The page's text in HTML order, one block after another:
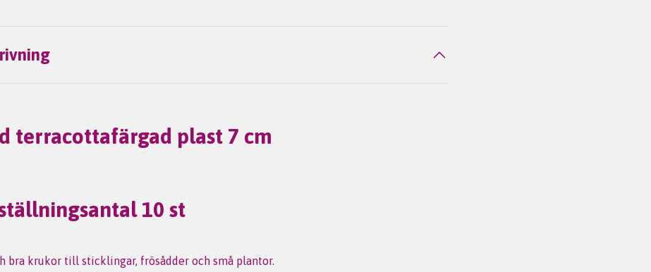
terracottafärgad plast 7 cm
10 st
bra krukor till sticklingar, frösådder och små plantor.